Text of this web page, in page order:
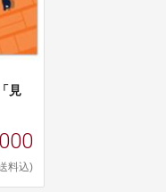
見
料込)